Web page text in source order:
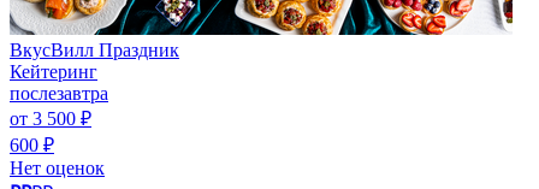
ВкусВилл Праздник
Кейтеринг
послезавтра
от 3 500 ₽
600 ₽
Нет оценок